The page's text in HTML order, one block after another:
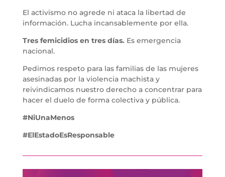
El activismo no agrede ni ataca la libertad de
información. Lucha incansablemente por ella.
Tres femicidios en tres días. Es emergencia
nacional.
Pedimos respeto para las familias de las mujeres
asesinadas por la violencia machista y
reivindicamos nuestro derecho a concentrar para
hacer el duelo de forma colectiva y pública.
#NiUnaMenos
#ElEstadoEsResponsable